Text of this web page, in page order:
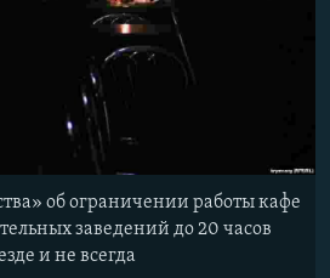
об ограничении работы кафе
заведений до 20 часов
и не всегда